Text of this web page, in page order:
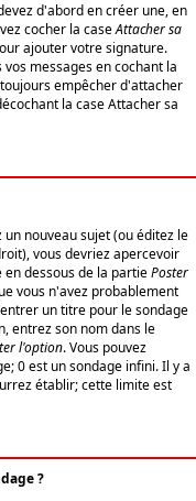
d'abord en créer une, en
cocher la caseAttacher sa
ajouter votre signature.
messages en cochant la
empêcher d'attacher
la case Attacher sa
nouveau sujet (ou éditez le
vous devriez apercevoir
en dessous de la partiePoster
vous n'avez probablement
un titre pour le sondage
entrez son nom dans le
l'option. Vous pouvez
0 est un sondage infini. Il y a
établir; cette limite est
?